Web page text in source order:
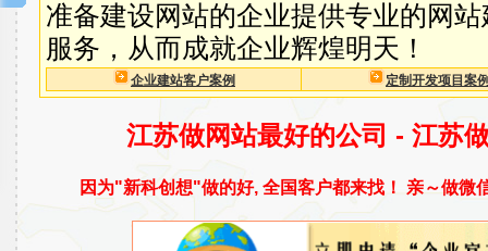
准备建设网站的企业提供专业的网
服务，从而成就企业辉煌明天！
企业建站客户案例 定制开发项目案
江苏做网站最好的公司 - 江苏
因为"新科创想"做的好, 全国客户都来找！ 亲～做微